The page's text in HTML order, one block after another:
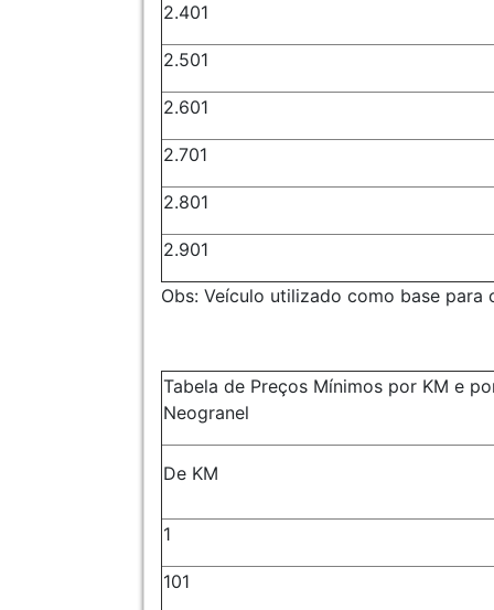
2.401
2.501
2.601
2.701
2.801
2.901
Obs: Veículo utilizado como base
Tabela de Preços Mínimos por KM e
Neogranel
De KM
1
101